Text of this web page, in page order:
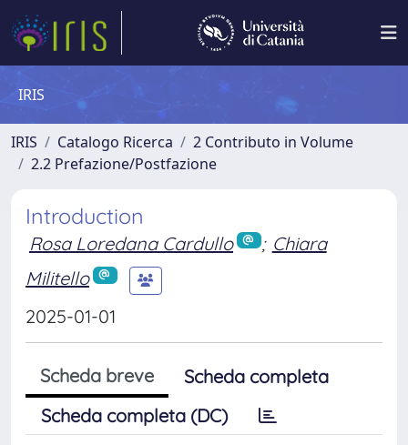
IRIS
IRIS Catalogo Ricerca
2 Contributo in Volume
2.2 Prefazione/Postfazione
Introduction
Rosa Loredana Cardullo ; Chiara
Militello
2025-01-01
Scheda breve
Scheda completa
Scheda completa (DC)